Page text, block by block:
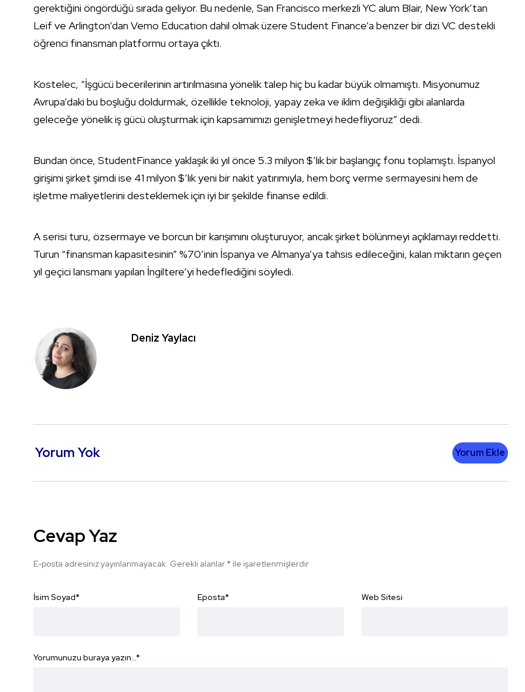
gerektiğini öngördüğü sırada geliyor. Bu nedenle, San Francisco merkezli YC alum Blair, New York’tan
Leif ve Arlington’dan Vemo Education dahil olmak üzere Student Finance’a benzer bir dizi VC destekli
öğrenci finansman platformu ortaya çıktı.
Kostelec, “İşgücü becerilerinin artırılmasına yönelik talep hiç bu kadar büyük olmamıştı. Misyonumuz
Avrupa’daki bu boşluğu doldurmak, özellikle teknoloji, yapay zeka ve iklim değişikliği gibi alanlarda
geleceğe yönelik iş gücü oluşturmak için kapsamımızı genişletmeyi hedefliyoruz” dedi.
Bundan önce, StudentFinance yaklaşık iki yıl önce 5.3 milyon $’lık bir başlangıç ​​fonu toplamıştı. İspanyol
girişimi şirket şimdi ise 41 milyon $’lık yeni bir nakit yatırımıyla, hem borç verme sermayesini hem de
işletme maliyetlerini desteklemek için iyi bir şekilde finanse edildi.
A serisi turu, özsermaye ve borcun bir karışımını oluşturuyor, ancak şirket bölünmeyi açıklamayı reddetti.
Turun “finansman kapasitesinin” %70’inin İspanya ve Almanya’ya tahsis edileceğini, kalan miktarın geçen
yıl geçici lansmanı yapılan İngiltere’yi hedeflediğini söyledi.
Deniz Yaylacı
Yorum Yok Yorum Ekle
Cevap Yaz
E-posta adresiniz yayınlanmayacak. Gerekli alanlar * ile işaretlenmişlerdir
İsim Soyad* Eposta* Web Sitesi
Yorumunuzu buraya yazın...*